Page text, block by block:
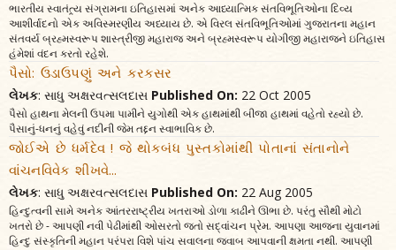
ભારતીય સ્વાતંત્ર્ય સંગ્રામના ઇતિહાસમાં અનેક આધ્યાત્મિક સંતવિભૂતિઓના દિવ્ય
આશીર્વાદનો એક અવિસ્મરણીય અધ્યાય છે. એ વિરલ સંતવિભૂતિઓમાં ગુજરાતના મહાન
સંતવર્ય બ્રહ્મસ્વરૂપ શાસ્ત્રીજી મહારાજ અને બ્રહ્મસ્વરૂપ યોગીજી મહારાજને ઇતિહાસ
હંમેશાં વંદન કરતો રહેશે.
પૈસો: ઉડાઉપણું અને કરકસર
લેખક: સાધુ અક્ષરવત્સલદાસ Published On: 22 Oct 2005
પૈસો હાથના મેલની ઉપમા પામીને યુગોથી એક હાથમાંથી બીજા હાથમાં વહેતો રહ્યો છે.
પૈસાનું-ધનનું વહેવું નદીની જેમ તદ્દન સ્વાભાવિક છે.
જોઈએ છે ધર્મદેવ ! જે થોકબંધ પુસ્તકોમાંથી પોતાનાં સંતાનોને
વાંચનવિવેક શીખવે...
લેખક: સાધુ અક્ષરવત્સલદાસ Published On: 22 Aug 2005
હિન્દુત્વની સામે અનેક આંતરરાષ્ટ્રીય ખતરાઓ ડોળા કાઢીને ઊભા છે. પરંતુ સૌથી મોટો
ખતરો છે - આપણી નવી પેઢીમાંથી ઓસરતો જતો સદ્‌વાંચન પ્રેમ. આપણા આજના યુવાનમાં
હિન્દુ સંસ્કૃતિની મહાન પરંપરા વિશે પાંચ સવાલના જવાબ આપવાની ક્ષમતા નથી. આપણી